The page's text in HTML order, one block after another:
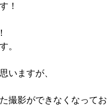
！
。
いますが、
撮影ができなくなってお